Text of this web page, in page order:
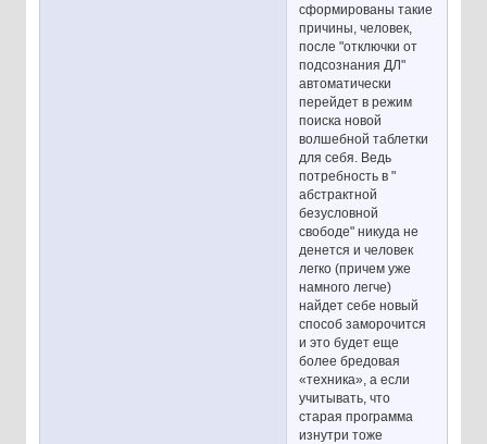
сформированы такие
причины, человек,
после "отключки от
подсознания ДЛ"
автоматически
перейдет в режим
поиска новой
волшебной таблетки
для себя. Ведь
потребность в "
абстрактной
безусловной
свободе" никуда не
денется и человек
легко (причем уже
намного легче)
найдет себе новый
способ заморочится
и это будет еще
более бредовая
«техника», а если
учитывать, что
старая программа
изнутри тоже